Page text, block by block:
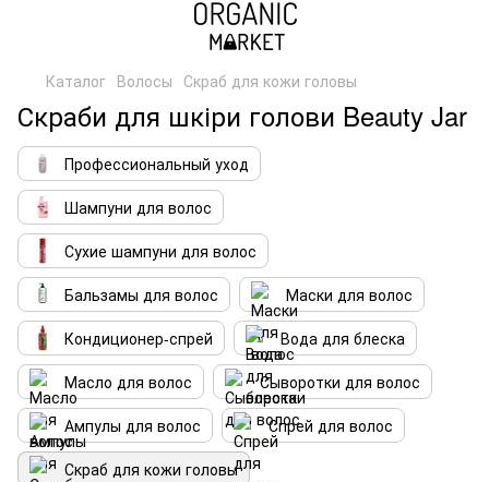
Каталог Волосы Скраб для кожи головы
Скраби для шкіри голови Beauty Jar
Профессиональный уход
Шампуни для волос
Сухие шампуни для волос
Бальзамы для волос
Маски для волос
Кондиционер-спрей
Вода для блеска
Масло для волос
Сыворотки для волос
Ампулы для волос
Спрей для волос
Скраб для кожи головы